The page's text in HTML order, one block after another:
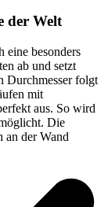
der Welt
besonders
ab und setzt
Durchmesser folgt
mit
aus. So wird
Die
an der Wand